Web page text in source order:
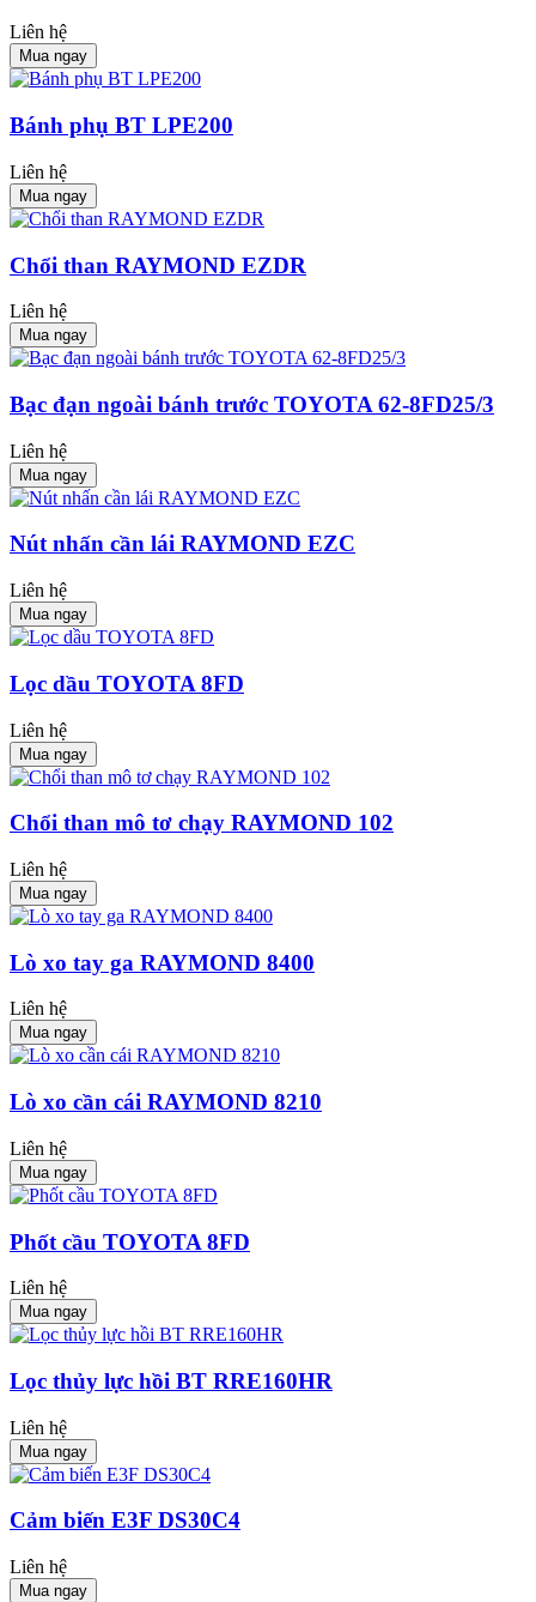
Liên hệ
Mua ngay
Bánh phụ BT LPE200
Liên hệ
Mua ngay
Chổi than RAYMOND EZDR
Liên hệ
Mua ngay
Bạc đạn ngoài bánh trước TOYOTA 62-8FD25/3
Liên hệ
Mua ngay
Nút nhấn cần lái RAYMOND EZC
Liên hệ
Mua ngay
Lọc dầu TOYOTA 8FD
Liên hệ
Mua ngay
Chổi than mô tơ chạy RAYMOND 102
Liên hệ
Mua ngay
Lò xo tay ga RAYMOND 8400
Liên hệ
Mua ngay
Lò xo cần cái RAYMOND 8210
Liên hệ
Mua ngay
Phốt cầu TOYOTA 8FD
Liên hệ
Mua ngay
Lọc thủy lực hồi BT RRE160HR
Liên hệ
Mua ngay
Cảm biến E3F DS30C4
Liên hệ
Mua ngay